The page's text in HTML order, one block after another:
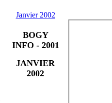
Janvier 2002
BOGY
INFO - 2001
JANVIER
2002